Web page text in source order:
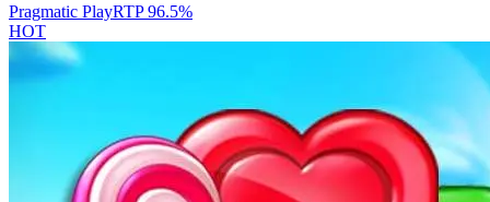
Pragmatic PlayRTP96.5%
HOT